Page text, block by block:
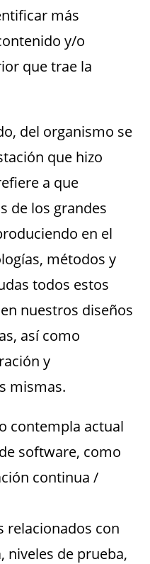
más
y/o
que trae la
del organismo se
que hizo
a que
de los grandes
en el
métodos y
todos estos
nuestros diseños
así como
y
mismas.
contempla actual
software, como
continua /
relacionados con
niveles de prueba,